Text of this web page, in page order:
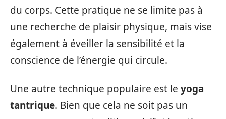
du corps. Cette pratique ne se limite pas à
une recherche de plaisir physique, mais vise
également à éveiller la sensibilité et la
conscience de l’énergie qui circule.
Une autre technique populaire est le yoga
tantrique. Bien que cela ne soit pas un